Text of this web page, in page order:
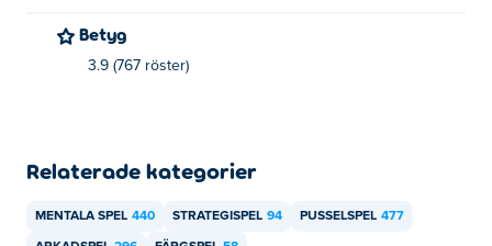
Hur kan jag spela Pylon gratis?
stationära enheter?
Betyg
3.9 (767 röster)
Relaterade kategorier
MENTALA SPEL 440 STRATEGISPEL 94 PUSSELSPEL 477